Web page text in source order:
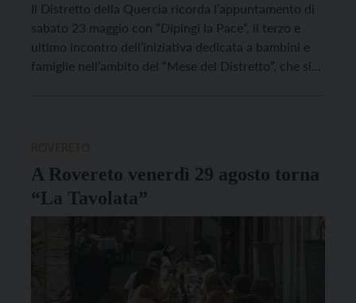
Il Distretto della Quercia ricorda l’appuntamento di
sabato 23 maggio con “Dipingi la Pace”, il terzo e
ultimo incontro dell’iniziativa dedicata a bambini e
famiglie nell’ambito del “Mese del Distretto”, che si
A Rovereto venerdì 29 agosto torna
“La Tavolata”